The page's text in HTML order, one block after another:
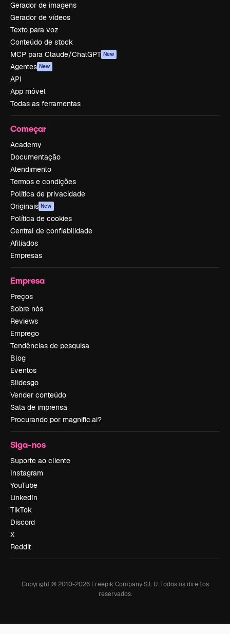
Gerador de imagens
Gerador de vídeos
Texto para voz
Conteúdo de stock
MCP para Claude/ChatGPT New
Agentes New
API
App móvel
Todas as ferramentas
Começar
Academy
Documentação
Atendimento
Termos e condições
Política de privacidade
Originais New
Política de cookies
Central de confiabilidade
Afiliados
Empresas
Empresa
Preços
Sobre nós
Reviews
Emprego
Tendências de pesquisa
Blog
Eventos
Slidesgo
Vender conteúdo
Sala de imprensa
Procurando por magnific.ai?
Siga-nos
Suporte ao cliente
Instagram
YouTube
LinkedIn
TikTok
Discord
X
Reddit
Copyright © 2010-2026Freepik Company S.L.U. Todos os direitos
reservados.